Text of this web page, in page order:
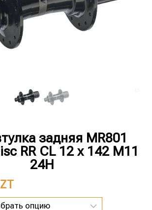
задняя MR801
RR CL 12 x 142 M11
24H